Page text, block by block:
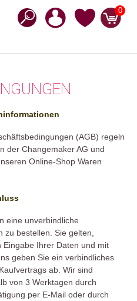
0
(AGB) regeln
der Changemaker AG und
Online-Shop Waren
eine unverbindliche
zu bestellen. Sie gelten,
Ihrer Daten und mit
geben Sie ein verbindliches
ab. Wir sind
von 3 Werktagen durch
per E-Mail oder durch